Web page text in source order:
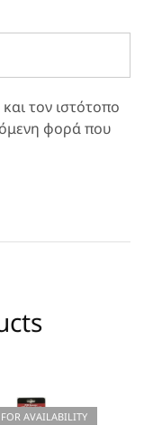
τον ιστότοπο
φορά που
AVAILABILITY